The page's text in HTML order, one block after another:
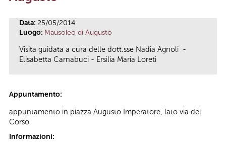
Data: 25/05/2014
Luogo: Mausoleo di Augusto
Visita guidata a cura delle dott.sse Nadia Agnoli -
Elisabetta Carnabuci - Ersilia Maria Loreti
Appuntamento:
appuntamento in piazza Augusto Imperatore, lato via del
Corso
Informazioni: